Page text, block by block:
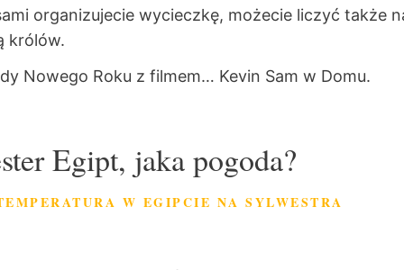
organizujecie wycieczkę, możecie liczyć także
królów.
Nowego Roku z filmem… Kevin Sam w Domu.
Egipt, jaka pogoda?
W EGIPCIE NA SYLWESTRA